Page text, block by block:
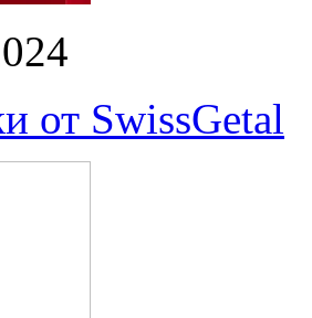
от SwissGetal